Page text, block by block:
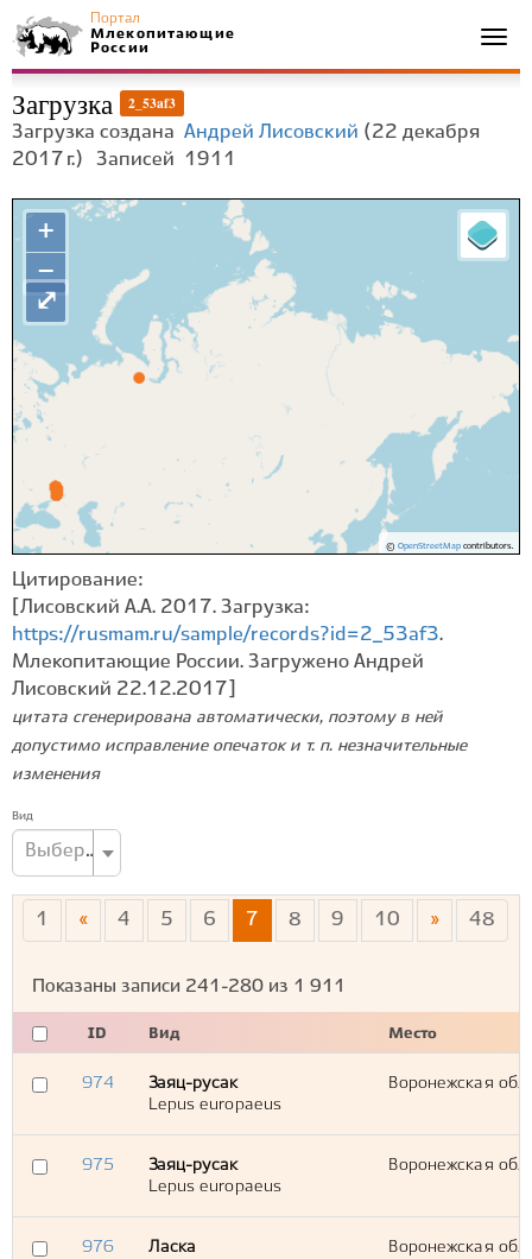
Портал
Млекопитающие
России
Загрузка 2_53af3
Загрузка создана Андрей Лисовский (22 декабря
2017 г.) Записей 1911
+
−
© OpenStreetMapcontributors.
⤢
Цитирование:
[Лисовский А.А. 2017. Загрузка:
https://rusmam.ru/sample/records?id=2_53af3.
Млекопитающие России. Загружено Андрей
Лисовский 22.12.2017]
цитата сгенерирована автоматически, поэтому в ней
допустимо исправление опечаток и т. п. незначительные
изменения
Вид
Выберите вид...
1 « 4 5 6 7 8 9 10 » 48
Показаны записи 241-280 из 1 911
ID Вид Место
974
Заяц-русак
Lepus europaeus
Воронежская
975
Заяц-русак
Lepus europaeus
Воронежская
976
Ласка
Воронежская